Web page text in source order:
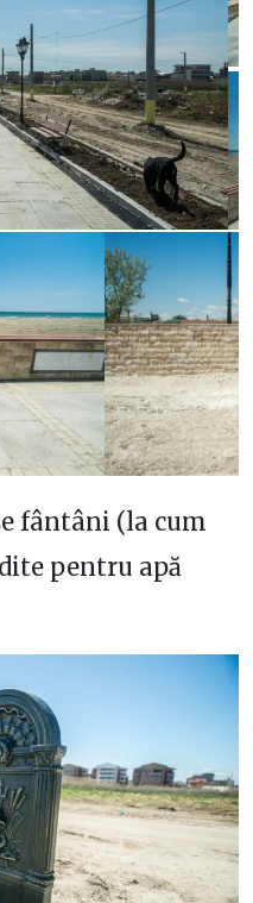
fântâni (la cum
pentru apă